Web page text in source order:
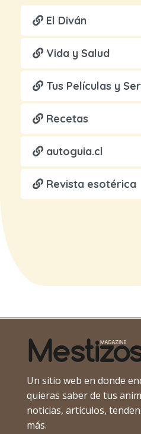
El Diván
Vida y Salud
Tus Películas y
Recetas
autoguia.cl
Revista esotérica
Un sitio web en donde
quieras saber de tus
noticias, artículos,
más.